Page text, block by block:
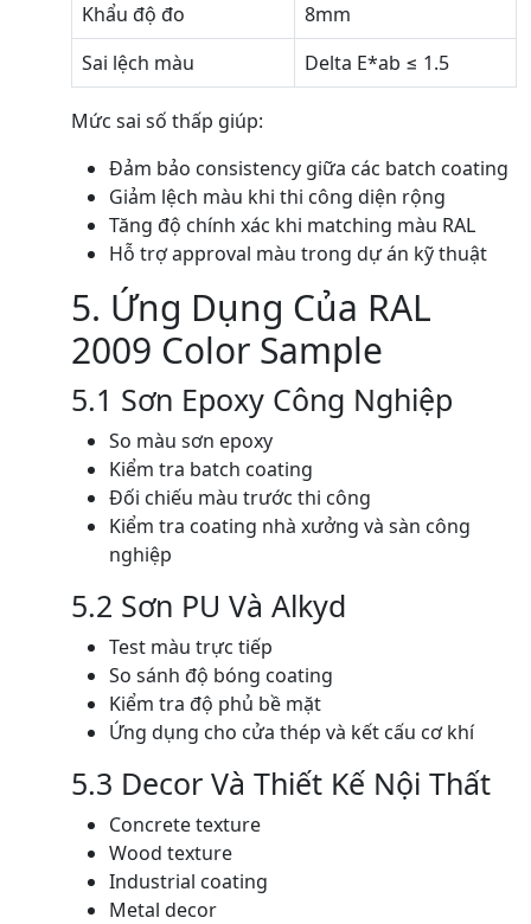
Khẩu độ đo
8mm
Sai lệch màu
Delta E*ab ≤ 1.5
Mức sai số thấp giúp:
Đảm bảo consistency giữa các batch coating
Giảm lệch màu khi thi công diện rộng
Tăng độ chính xác khi matching màu RAL
Hỗ trợ approval màu trong dự án kỹ thuật
5. Ứng Dụng Của RAL
2009 Color Sample
5.1 Sơn Epoxy Công Nghiệp
So màu sơn epoxy
Kiểm tra batch coating
Đối chiếu màu trước thi công
Kiểm tra coating nhà xưởng và sàn công
nghiệp
5.2 Sơn PU Và Alkyd
Test màu trực tiếp
So sánh độ bóng coating
Kiểm tra độ phủ bề mặt
Ứng dụng cho cửa thép và kết cấu cơ khí
5.3 Decor Và Thiết Kế Nội Thất
Concrete texture
Wood texture
Industrial coating
Metal decor